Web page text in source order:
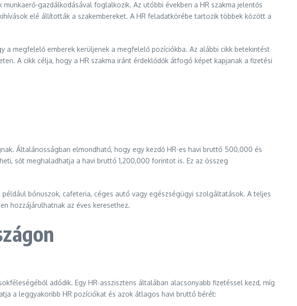
gazdálkodásával foglalkozik. Az utóbbi években a HR szakma jelentős
elé állították a szakembereket. A HR feladatkörébe tartozik többek között a
a megfelelő emberek kerüljenek a megfelelő pozíciókba. Az alábbi cikk betekintést
A cikk célja, hogy a HR szakma iránt érdeklődők átfogó képet kapjanak a fizetési
Általánosságban elmondható, hogy egy kezdő HR-es havi bruttó 500,000 és
sőt meghaladhatja a havi bruttó 1,200,000 forintot is. Ez az összeg
bónuszok, cafeteria, céges autó vagy egészségügyi szolgáltatások. A teljes
hozzájárulhatnak az éves keresethez.
adódik. Egy HR-asszisztens általában alacsonyabb fizetéssel kezd, míg
a leggyakoribb HR pozíciókat és azok átlagos havi bruttó bérét: